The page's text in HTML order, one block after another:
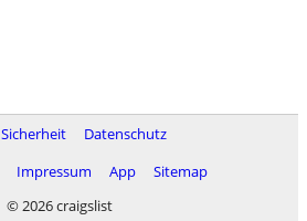
Sicherheit
Datenschutz
Impressum App
Sitemap
© 2026 craigslist